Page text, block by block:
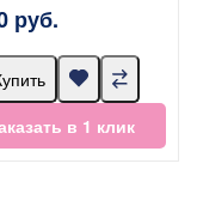
руб.
в 1 клик